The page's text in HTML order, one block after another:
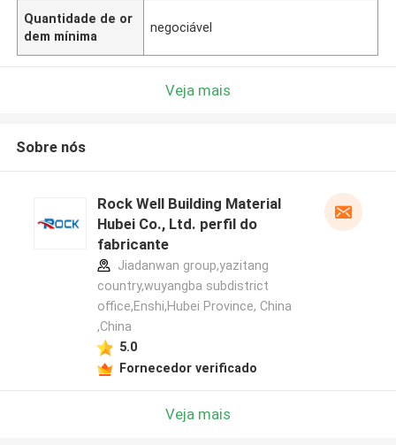
Quantidade de or
dem mínima
negociável
Veja mais
Sobre nós
Rock Well Building Material
Hubei Co., Ltd. perfil do
fabricante
Jiadanwan group,yazitang
country,wuyangba subdistrict
office,Enshi,Hubei Province, China
,China
5.0
Fornecedor verificado
Veja mais